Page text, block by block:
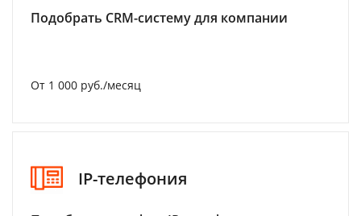
Подобрать CRM-систему для компании
От 1 000 руб./месяц
IP-телефония